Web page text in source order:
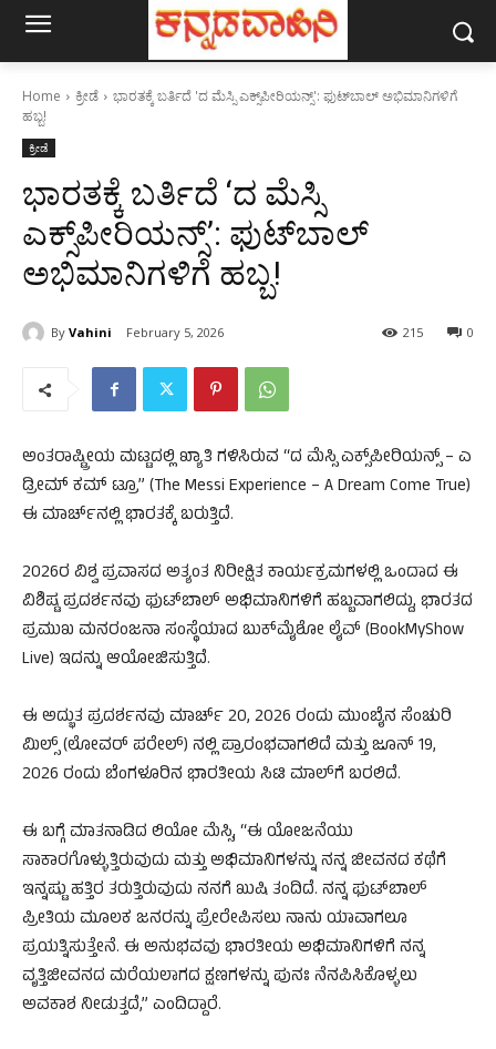
Home ಕ್ರೀಡೆ
ಭಾರತಕ್ಕೆ ಬರ್ತಿದೆ 'ದ ಮೆಸ್ಸಿ ಎಕ್ಸ್‌ಪೀರಿಯನ್ಸ್': ಫುಟ್‌ಬಾಲ್ ಅಭಿಮಾನಿಗಳಿಗೆ
ಹಬ್ಬ!
ಕ್ರೀಡೆ
ಭಾರತಕ್ಕೆ ಬರ್ತಿದೆ ‘ದ ಮೆಸ್ಸಿ
ಎಕ್ಸ್‌ಪೀರಿಯನ್ಸ್’: ಫುಟ್‌ಬಾಲ್
ಅಭಿಮಾನಿಗಳಿಗೆ ಹಬ್ಬ!
By Vahini February 5, 2026 0
215
ಅಂತರಾಷ್ಟ್ರೀಯ ಮಟ್ಟದಲ್ಲಿ ಖ್ಯಾತಿ ಗಳಿಸಿರುವ “ದ ಮೆಸ್ಸಿ ಎಕ್ಸ್‌ಪೀರಿಯನ್ಸ್ – ಎ
ಡ್ರೀಮ್ ಕಮ್ ಟ್ರೂ” (The Messi Experience – A Dream Come True)
ಈ ಮಾರ್ಚ್‌ನಲ್ಲಿ ಭಾರತಕ್ಕೆ ಬರುತ್ತಿದೆ.
2026ರ ವಿಶ್ವ ಪ್ರವಾಸದ ಅತ್ಯಂತ ನಿರೀಕ್ಷಿತ ಕಾರ್ಯಕ್ರಮಗಳಲ್ಲಿ ಒಂದಾದ ಈ
ವಿಶಿಷ್ಟ ಪ್ರದರ್ಶನವು ಫುಟ್‌ಬಾಲ್ ಅಭಿಮಾನಿಗಳಿಗೆ ಹಬ್ಬವಾಗಲಿದ್ದು, ಭಾರತದ
ಪ್ರಮುಖ ಮನರಂಜನಾ ಸಂಸ್ಥೆಯಾದ ಬುಕ್‌ಮೈಶೋ ಲೈವ್ (BookMyShow
Live) ಇದನ್ನು ಆಯೋಜಿಸುತ್ತಿದೆ.
ಈ ಅದ್ಭುತ ಪ್ರದರ್ಶನವು ಮಾರ್ಚ್ 20, 2026 ರಂದು ಮುಂಬೈನ ಸೆಂಚುರಿ
ಮಿಲ್ಸ್ (ಲೋವರ್ ಪರೇಲ್) ನಲ್ಲಿ ಪ್ರಾರಂಭವಾಗಲಿದೆ ಮತ್ತು ಜೂನ್ 19,
2026 ರಂದು ಬೆಂಗಳೂರಿನ ಭಾರತೀಯ ಸಿಟಿ ಮಾಲ್‌ಗೆ ಬರಲಿದೆ.
ಈ ಬಗ್ಗೆ ಮಾತನಾಡಿದ ಲಿಯೋ ಮೆಸ್ಸಿ, “ಈ ಯೋಜನೆಯು
ಸಾಕಾರಗೊಳ್ಳುತ್ತಿರುವುದು ಮತ್ತು ಅಭಿಮಾನಿಗಳನ್ನು ನನ್ನ ಜೀವನದ ಕಥೆಗೆ
ಇನ್ನಷ್ಟು ಹತ್ತಿರ ತರುತ್ತಿರುವುದು ನನಗೆ ಖುಷಿ ತಂದಿದೆ. ನನ್ನ ಫುಟ್‌ಬಾಲ್
ಪ್ರೀತಿಯ ಮೂಲಕ ಜನರನ್ನು ಪ್ರೇರೇಪಿಸಲು ನಾನು ಯಾವಾಗಲೂ
ಪ್ರಯತ್ನಿಸುತ್ತೇನೆ. ಈ ಅನುಭವವು ಭಾರತೀಯ ಅಭಿಮಾನಿಗಳಿಗೆ ನನ್ನ
ವೃತ್ತಿಜೀವನದ ಮರೆಯಲಾಗದ ಕ್ಷಣಗಳನ್ನು ಪುನಃ ನೆನಪಿಸಿಕೊಳ್ಳಲು
ಅವಕಾಶ ನೀಡುತ್ತದೆ,” ಎಂದಿದ್ದಾರೆ.